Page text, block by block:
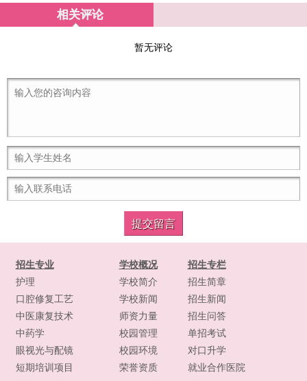
相关评论
暂无评论
招生专业
护理
口腔修复工艺
中医康复技术
中药学
眼视光与配镜
短期培训项目
学校概况
学校简介
学校新闻
师资力量
校园管理
校园环境
荣誉资质
招生专栏
招生简章
招生新闻
招生问答
单招考试
对口升学
就业合作医院